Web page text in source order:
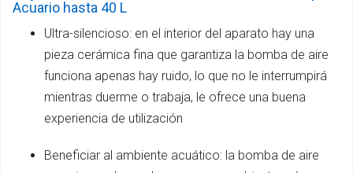
Acuario hasta 40 L
Ultra-silencioso: en el interior del aparato hay una
pieza cerámica fina que garantiza la bomba de aire
funciona apenas hay ruido, lo que no le interrumpirá
mientras duerme o trabaja, le ofrece una buena
experiencia de utilización
Beneficiar al ambiente acuático: la bomba de aire